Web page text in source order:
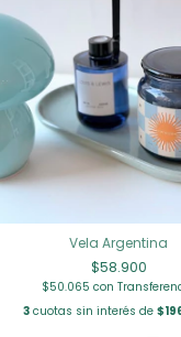
Vela Argentina
$58.900
$50.065con
3 cuotas sin interés de